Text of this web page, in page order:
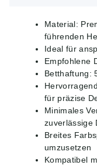
Material:
führenden
Ideal für
Empfohlene
Betthaftung:
für präzise
Minimales
zuverlässige
Breites
umzusetzen
Kompatibel